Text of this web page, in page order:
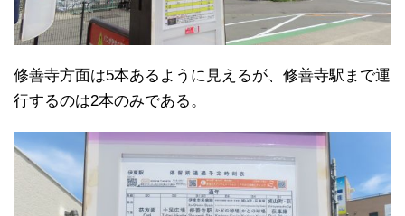
修善寺方面は5本あるように見えるが、修善寺駅まで運
行するのは2本のみである。